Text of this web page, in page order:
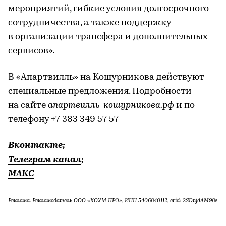
мероприятий, гибкие условия долгосрочного
сотрудничества, а также поддержку
в организации трансфера и дополнительных
сервисов».
В «Апартвилль» на Кошурникова действуют
специальные предложения. Подробности
на сайте апартвилль-кошурникова.рф и по
телефону +7 383 349 57 57
Вконтакте;
Телеграм канал;
МАКС
Реклама. Рекламодатель ООО «ХОУМ ПРО», ИНН 5406840112, erid: 2SDnjdAM98e